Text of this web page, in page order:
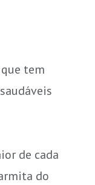
tem
de cada
do